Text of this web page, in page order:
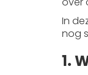
In
nog
1.